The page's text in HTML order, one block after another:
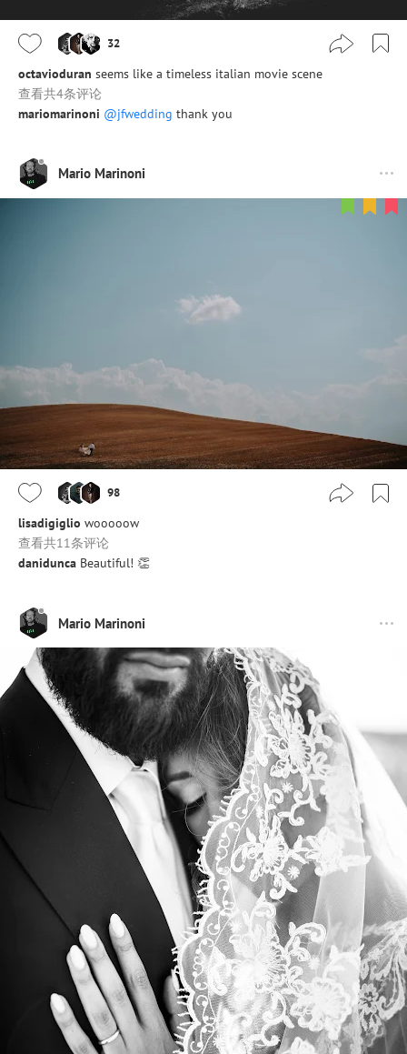
32
octavioduran seems like a timeless italian movie scene
查看共4条评论
mariomarinoni @jfwedding thank you
Mario Marinoni
98
lisadigiglio wooooow
查看共11条评论
danidunca Beautiful! 👏
Mario Marinoni